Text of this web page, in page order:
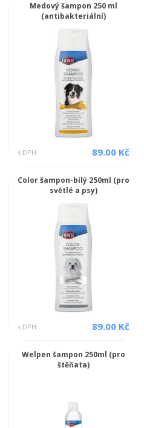
Medový šampon 250 ml
(antibakteriální)
s DPH 89.00 Kč
Color šampon-bílý 250ml (pro
světlé a psy)
s DPH 89.00 Kč
Welpen šampon 250ml (pro
štěňata)